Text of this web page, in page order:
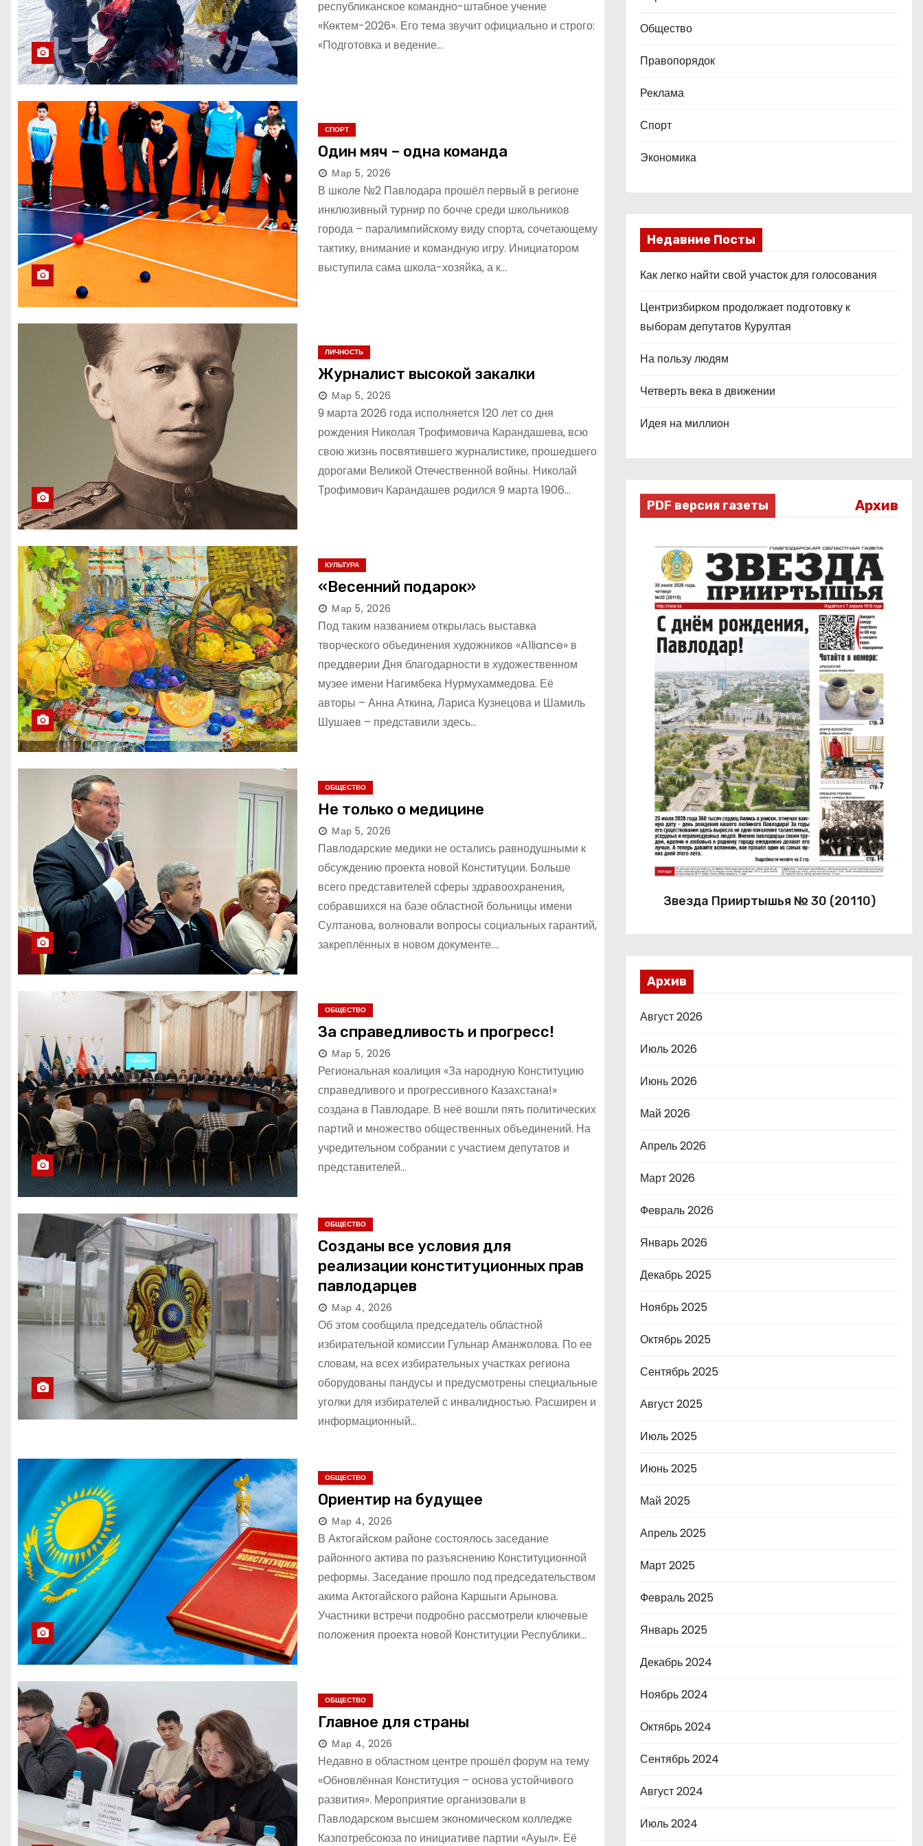
республиканское командно-штабное учение
«Көктем-2026». Его тема звучит официально и строго:
«Подготовка и ведение…
СПОРТ
Один мяч – одна команда
Мар 5, 2026
В школе №2 Павлодара прошёл первый в регионе
инклюзивный турнир по бочче среди школьников
города – паралимпийскому виду спорта, сочетающему
тактику, внимание и командную игру. Инициатором
выступила сама школа-хозяйка, а к…
ЛИЧНОСТЬ
Журналист высокой закалки
Мар 5, 2026
9 марта 2026 года исполняется 120 лет со дня
рождения Николая Трофимовича Карандашева, всю
свою жизнь посвятившего журналистике, прошедшего
дорогами Великой Отечественной войны. Николай
Трофимович Карандашев родился 9 марта 1906…
КУЛЬТУРА
«Весенний подарок»
Мар 5, 2026
Под таким названием открылась выставка
творческого объединения художников «Alliance» в
преддверии Дня благодарности в художественном
музее имени Нагимбека Нурмухаммедова. Её
авторы – Анна Аткина, Лариса Кузнецова и Шамиль
Шушаев – представили здесь…
ОБЩЕСТВО
Не только о медицине
Мар 5, 2026
Павлодарские медики не остались равнодушными к
обсуждению проекта новой Конституции. Больше
всего представителей сферы здравоохранения,
собравшихся на базе областной больницы имени
Султанова, волновали вопросы социальных гарантий,
закреплённых в новом документе.…
ОБЩЕСТВО
За справедливость и прогресс!
Мар 5, 2026
Региональная коалиция «За народную Конституцию
справедливого и прогрессивного Казахстана!»
создана в Павлодаре. В неё вошли пять политических
партий и множество общественных объединений. На
учредительном собрании с участием депутатов и
представителей…
ОБЩЕСТВО
Созданы все условия для
реализации конституционных прав
павлодарцев
Мар 4, 2026
Об этом сообщила председатель областной
избирательной комиссии Гульнар Аманжолова. По ее
словам, на всех избирательных участках региона
оборудованы пандусы и предусмотрены специальные
уголки для избирателей с инвалидностью. Расширен и
информационный…
ОБЩЕСТВО
Ориентир на будущее
Мар 4, 2026
В Актогайском районе состоялось заседание
районного актива по разъяснению Конституционной
реформы. Заседание прошло под председательством
акима Актогайского района Каршыги Арынова.
Участники встречи подробно рассмотрели ключевые
положения проекта новой Конституции Республики…
ОБЩЕСТВО
Главное для страны
Мар 4, 2026
Недавно в областном центре прошёл форум на тему
«Обновлённая Конституция – основа устойчивого
развития». Мероприятие организовали в
Павлодарском высшем экономическом колледже
Казпотребсоюза по инициативе партии «Ауыл». Её
Общество
Правопорядок
Реклама
Спорт
Экономика
Недавние Посты
Как легко найти свой участок для голосования
Центризбирком продолжает подготовку к
выборам депутатов Курултая
На пользу людям
Четверть века в движении
Идея на миллион
PDF версия газеты Архив
Звезда Прииртышья № 30 (20110)
Архив
Август 2026
Июль 2026
Июнь 2026
Май 2026
Апрель 2026
Март 2026
Февраль 2026
Январь 2026
Декабрь 2025
Ноябрь 2025
Октябрь 2025
Сентябрь 2025
Август 2025
Июль 2025
Июнь 2025
Май 2025
Апрель 2025
Март 2025
Февраль 2025
Январь 2025
Декабрь 2024
Ноябрь 2024
Октябрь 2024
Сентябрь 2024
Август 2024
Июль 2024